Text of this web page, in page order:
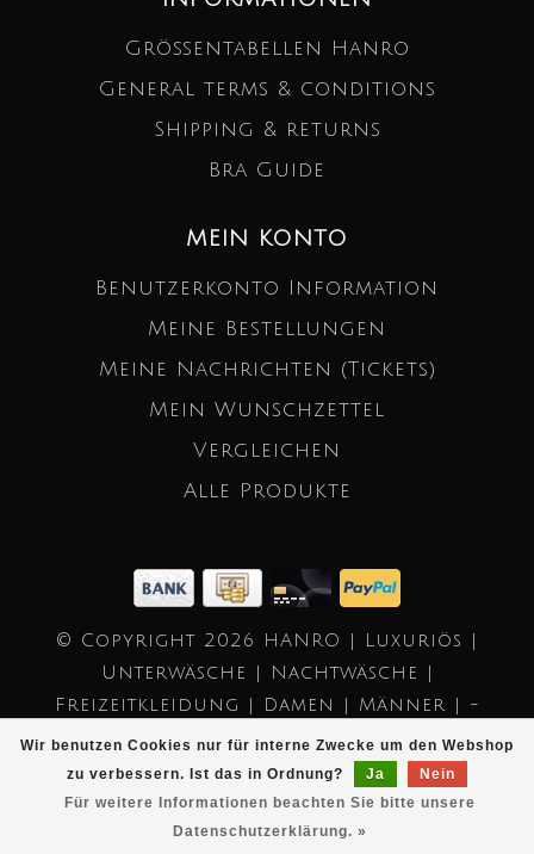
Wir benutzen Cookies nur für interne Zwecke um den Webshop
zu verbessern. Ist das in Ordnung?
Ja
Nein
Für weitere Informationen beachten Sie bitte unsere
Datenschutzerklärung. »
Größentabellen Hanro
General terms & conditions
Shipping & returns
Bra Guide
MEIN KONTO
Benutzerkonto Information
Meine Bestellungen
Meine Nachrichten (Tickets)
Mein Wunschzettel
Vergleichen
Alle Produkte
© Copyright 2026 HANRO | Luxuriös |
Unterwäsche | Nachtwäsche |
Freizeitkleidung | Damen | Männer | -
Powered by
Lightspeed
- Theme by
Dyvelopment